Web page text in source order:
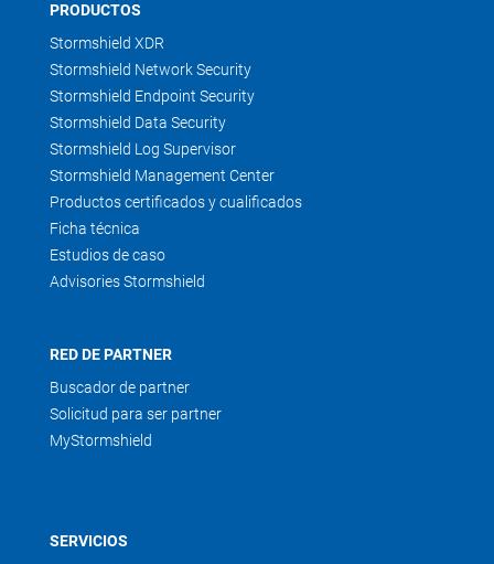
PRODUCTOS
Stormshield XDR
Stormshield Network Security
Stormshield Endpoint Security
Stormshield Data Security
Stormshield Log Supervisor
Stormshield Management Center
Productos certificados y cualificados
Ficha técnica
Estudios de caso
Advisories Stormshield
RED DE PARTNER
Buscador de partner
Solicitud para ser partner
MyStormshield
SERVICIOS